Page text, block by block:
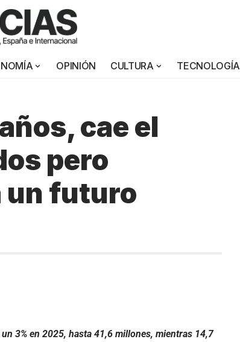
OPINIÓN CULTURA TECNOLOGÍA
cae el
pero
un futuro
3% en 2025, hasta 41,6 millones, mientras 14,7